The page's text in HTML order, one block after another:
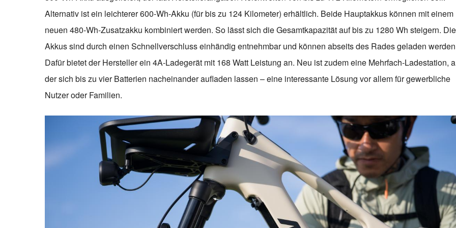
Alternativ ist ein leichterer 600-Wh-Akku (für bis zu 124 Kilometer) erhältlich. Beide Hauptakkus können mit einem
neuen 480-Wh-Zusatzakku kombiniert werden. So lässt sich die Gesamtkapazität auf bis zu 1280 Wh steigern. Die
Akkus sind durch einen Schnellverschluss einhändig entnehmbar und können abseits des Rades geladen
Dafür bietet der Hersteller ein 4A-Ladegerät mit 168 Watt Leistung an. Neu ist zudem eine Mehrfach-Ladestation,
der sich bis zu vier Batterien nacheinander aufladen lassen – eine interessante Lösung vor allem für gewerbliche
Nutzer oder Familien.